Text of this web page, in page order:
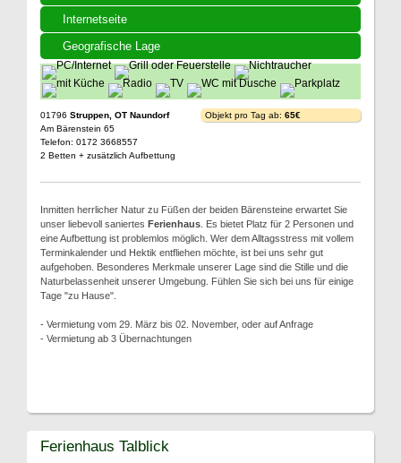
Internetseite
Geografische Lage
01796 Struppen, OT Naundorf
Am Bärenstein 65
Telefon: 0172 3668557
2 Betten + zusätzlich Aufbettung
Objekt pro Tag ab: 65€
Inmitten herrlicher Natur zu Füßen der beiden Bärensteine erwartet Sie
unser liebevoll saniertes Ferienhaus . Es bietet Platz für 2 Personen und
eine Aufbettung ist problemlos möglich. Wer dem Alltagsstress mit vollem
Terminkalender und Hektik entfliehen möchte, ist bei uns sehr gut
aufgehoben. Besonderes Merkmale unserer Lage sind die Stille und die
Naturbelassenheit unserer Umgebung. Fühlen Sie sich bei uns für einige
Tage "zu Hause".
- Vermietung vom 29. März bis 02. November, oder auf Anfrage
- Vermietung ab 3 Übernachtungen
Ferienhaus Talblick